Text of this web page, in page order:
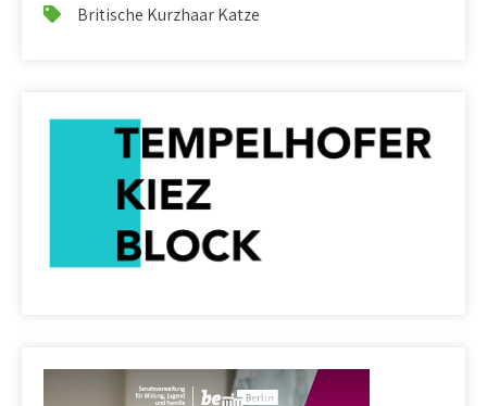
Britische Kurzhaar Katze